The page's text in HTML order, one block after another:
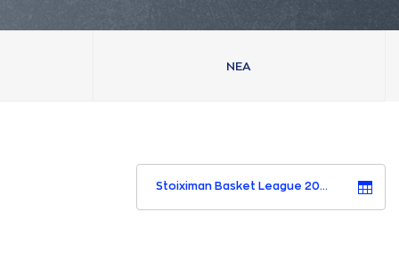
ΝΕA
Stoiximan Basket League 2023-2024